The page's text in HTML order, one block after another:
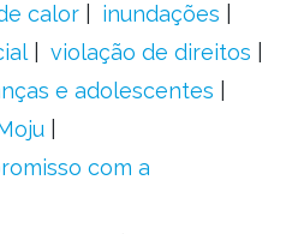
calor
inundações
violação de direitos
e adolescentes
com a